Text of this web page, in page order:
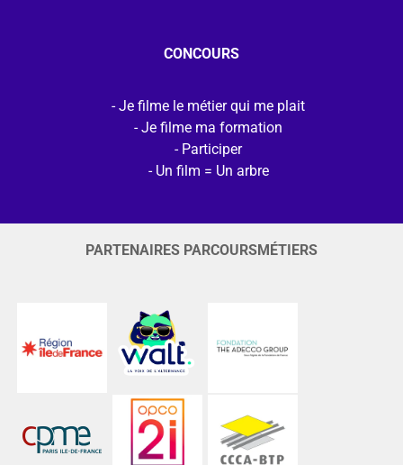
CONCOURS
Je filme le métier qui me plait
Je filme ma formation
Participer
Un film = Un arbre
PARTENAIRES PARCOURSMÉTIERS